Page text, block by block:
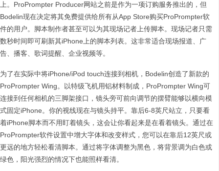
上。ProPrompter Producer网站之前是作为一项订购服务推出的，但
Bodelin现在决定将其免费提供给所有从App Store购买ProPrompter软
件的用户。脚本制作者甚至可以为其现场记者上传脚本。现场记者只需
数秒时间即可刷新其iPhone上的脚本列表。这非常适合现场报道、广
告、播客、歌词提醒、企业视频等。
为了在实际中将iPhone/iPod touch连接到相机，Bodelin创造了新款的
ProPrompter Wing。以特级飞机用铝材料制成，ProPrompter Wing可
连接到任何相机的三脚架接口，镜头旁可前向调节的摆臂能够以横向模
式固定iPhone。你的视线现在与镜头持平。靠后6-8英尺站立，只要看
着iPhone脚本而不用盯着镜头，这会让你看起来是在看着镜头。通过在
ProPrompter软件设置中增大字体和改变样式，您可以在靠后12英尺或
更远的地方轻松看清脚本。通过将字体调整为黑色，将背景调为白色或
绿色，阳光强烈的情况下也能照样看清。